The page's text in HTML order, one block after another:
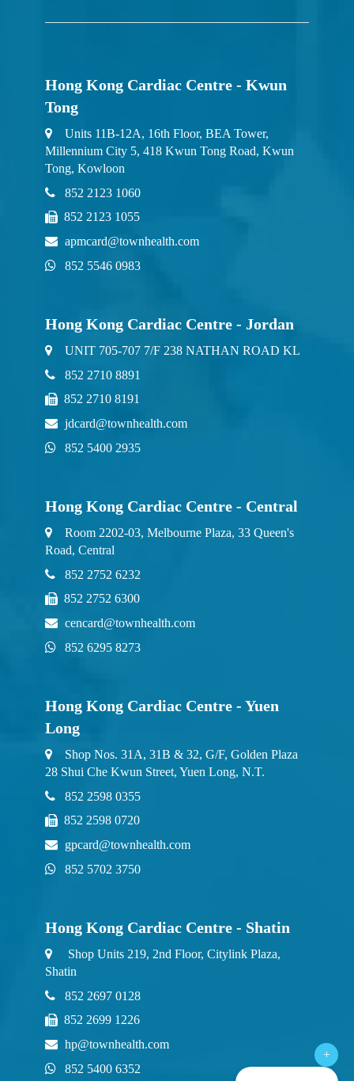
+
Hong Kong Cardiac Centre - Kwun
Tong
Units 11B-12A, 16th Floor, BEA Tower,
Millennium City 5, 418 Kwun Tong Road, Kwun
Tong, Kowloon
852 2123 1060
852 2123 1055
apmcard@townhealth.com
852 5546 0983
Hong Kong Cardiac Centre - Jordan
UNIT 705-707 7/F 238 NATHAN ROAD KL
852 2710 8891
852 2710 8191
jdcard@townhealth.com
852 5400 2935
Hong Kong Cardiac Centre - Central
Room 2202-03, Melbourne Plaza, 33 Queen's
Road, Central
852 2752 6232
852 2752 6300
cencard@townhealth.com
852 6295 8273
Hong Kong Cardiac Centre - Yuen
Long
Shop Nos. 31A, 31B & 32, G/F, Golden Plaza
28 Shui Che Kwun Street, Yuen Long, N.T.
852 2598 0355
852 2598 0720
gpcard@townhealth.com
852 5702 3750
Hong Kong Cardiac Centre - Shatin
Shop Units 219, 2nd Floor, Citylink Plaza,
Shatin
852 2697 0128
852 2699 1226
hp@townhealth.com
852 5400 6352